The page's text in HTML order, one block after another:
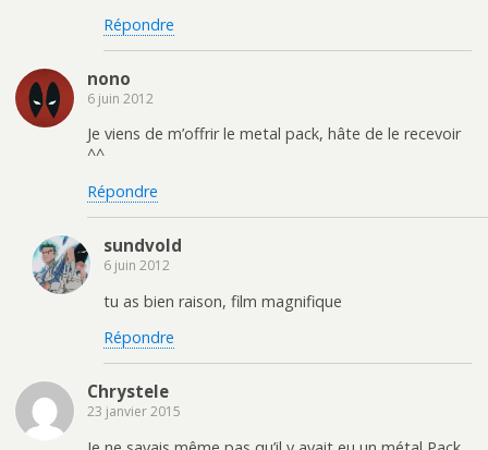
Répondre
nono
6 juin 2012
Je viens de m’offrir le metal pack, hâte de le recevoir
^^
Répondre
sundvold
6 juin 2012
tu as bien raison, film magnifique
Répondre
Chrystele
23 janvier 2015